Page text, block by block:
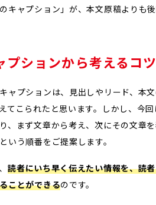
キャプション」が、本文原稿よりも後
プションから考えるコツ
ャプションは、見出しやリード、本
てこられたと思います。しかし、今
、まず文章から考え、次にその文章
いう順番をご提案します。
読者にいち早く伝えたい情報を、読
ことができるのです。